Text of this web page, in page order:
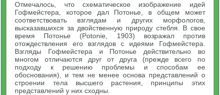
Отмечалось, что схематическое изображение идей
Гофмейстера, которое дал Потонье, в общем может
соответствовать взглядам и других морфологов,
высказавшихся за двойственную природу стебля. В свое
время Потонье (Potonie, 1903) возражал против
отождествления его взглядов с идеями Гофмейстера.
Взгляды Гофмейстера и Потонье действительно во
многом отличаются друг от друга (прежде всего по
подходу к решению проблемы и способам ее
обоснования), и тем не менее основа представлений о
строении тела высшего растения, принципы этих
представлений у них сходны.